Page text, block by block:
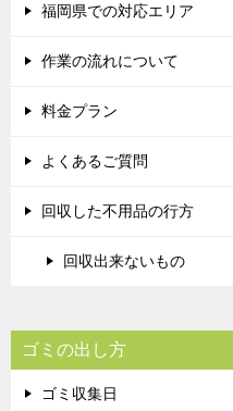
福岡県での対応エリア
作業の流れについて
料金プラン
よくあるご質問
回収した不用品の行方
回収出来ないもの
ゴミの出し方
ゴミ収集日